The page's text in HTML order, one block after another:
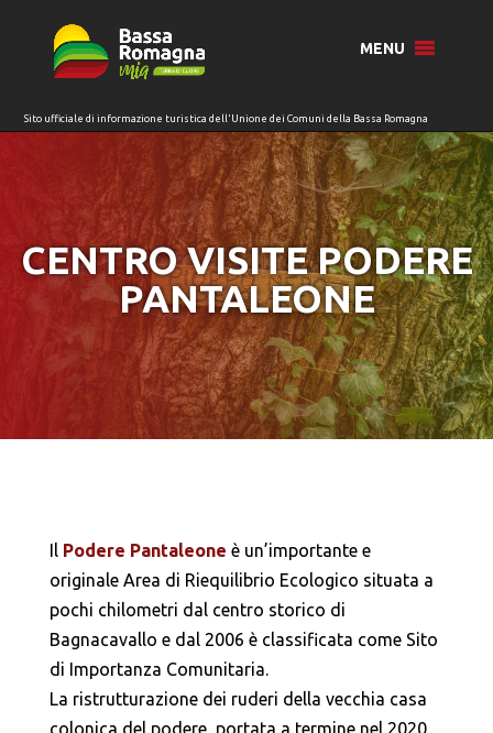
MENU
CENTRO VISITE PODERE
PANTALEONE
IlPodere Pantaleone è un’importante e
originale Area di Riequilibrio Ecologico situata a
pochi chilometri dal centro storico di
Bagnacavallo e dal 2006 è classificata come Sito
di Importanza Comunitaria.
La ristrutturazione dei ruderi della vecchia casa
colonica del podere, portata a termine nel 2020,